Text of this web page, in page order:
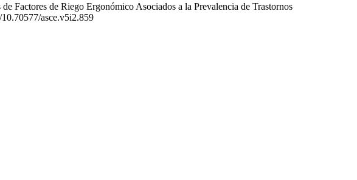
de Riego Ergonómico Asociados a la Prevalencia de Trastornos
asce.v5i2.859